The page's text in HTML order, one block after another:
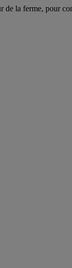
de la ferme, pour